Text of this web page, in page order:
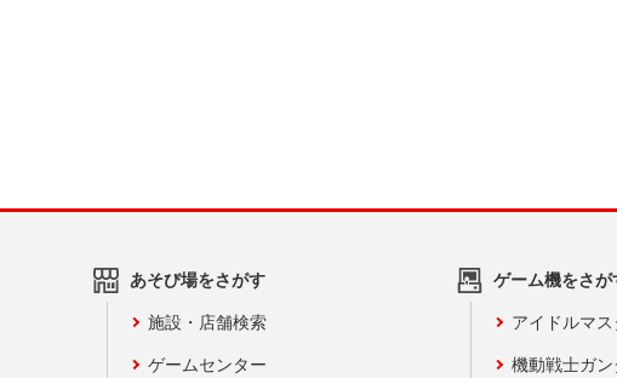
あそび場をさがす
施設・店舗検索
ゲームセンター
ゲーム機をさが
アイドルマ
機動戦士ガ